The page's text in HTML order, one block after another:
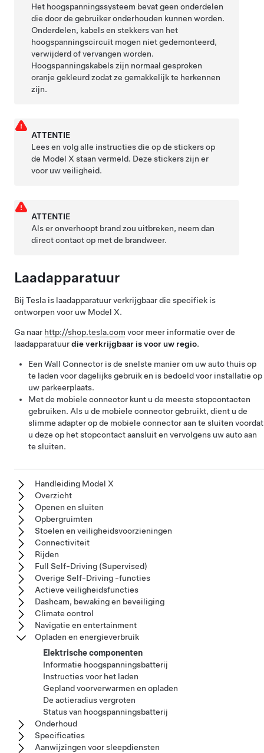
Het hoogspanningssysteem bevat geen onderdelen
die door de gebruiker onderhouden kunnen worden.
Onderdelen, kabels en stekkers van het
hoogspanningscircuit mogen niet gedemonteerd,
verwijderd of vervangen worden.
Hoogspanningskabels zijn normaal gesproken
oranje gekleurd zodat ze gemakkelijk te herkennen
zijn.
ATTENTIE
Lees en volg alle instructies die op de stickers op
de Model X staan vermeld. Deze stickers zijn er
voor uw veiligheid.
ATTENTIE
Als er onverhoopt brand zou uitbreken, neem dan
direct contact op met de brandweer.
Laadapparatuur
Bij Tesla is laadapparatuur verkrijgbaar die specifiek is
ontworpen voor uw Model X.
Ga naar http://shop.tesla.com voor meer informatie over de
laadapparatuurdie verkrijgbaar is voor uw regio.
Een Wall Connector is de snelste manier om uw auto thuis op
te laden voor dagelijks gebruik en is bedoeld voor installatie op
uw parkeerplaats.
Met de mobiele connector kunt u de meeste stopcontacten
gebruiken. Als u de mobiele connector gebruikt, dient u de
slimme adapter op de mobiele connector aan te sluiten voordat
u deze op het stopcontact aansluit en vervolgens uw auto aan
te sluiten.
Handleiding Model X
Overzicht
Openen en sluiten
Opbergruimten
Stoelen en veiligheidsvoorzieningen
Connectiviteit
Rijden
Full Self-Driving (Supervised)
Overige Self-Driving -functies
Actieve veiligheidsfuncties
Dashcam, bewaking en beveiliging
Climate control
Navigatie en entertainment
Opladen en energieverbruik
Elektrische componenten
Informatie hoogspanningsbatterij
Instructies voor het laden
Gepland voorverwarmen en opladen
De actieradius vergroten
Status van hoogspanningsbatterij
Onderhoud
Specificaties
Aanwijzingen voor sleepdiensten